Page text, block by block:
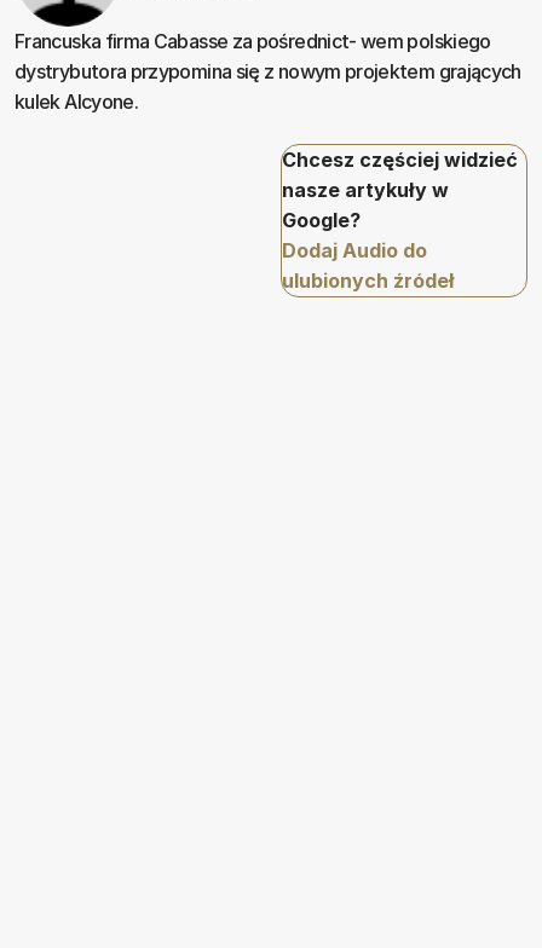
Francuska firma Cabasse za pośrednict- wem polskiego
dystrybutora przypomina się z nowym projektem grających
kulek Alcyone.
Chcesz częściej widzieć
nasze artykuły w
Google?
Dodaj Audio do
ulubionych źródeł